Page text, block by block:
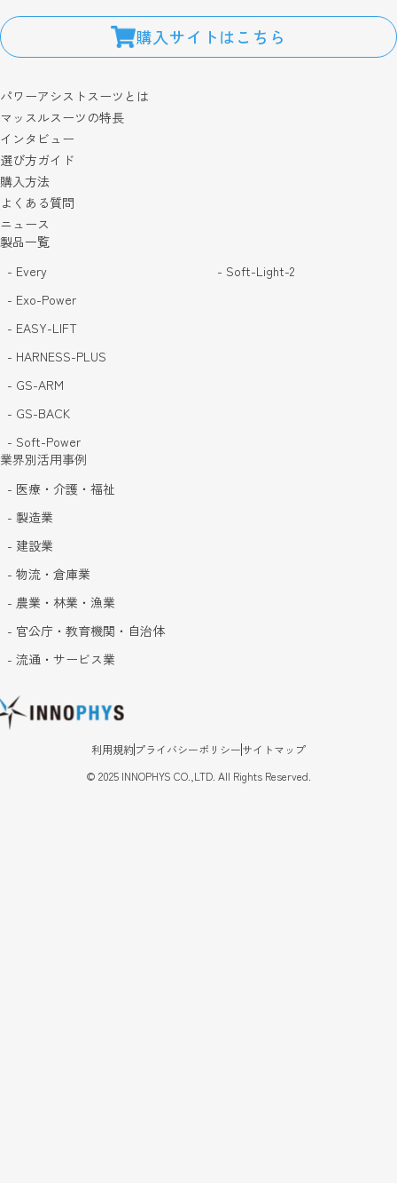
購入サイトはこちら
パワーアシストスーツとは
マッスルスーツの特長
インタビュー
選び方ガイド
購入方法
よくある質問
ニュース
製品一覧
- Every
- Exo-Power
- EASY-LIFT
- HARNESS-PLUS
- GS-ARM
- GS-BACK
- Soft-Power
- Soft-Light-2
業界別活用事例
- 医療・介護・福祉
- 製造業
- 建設業
- 物流・倉庫業
- 農業・林業・漁業
- 官公庁・教育機関・自治体
- 流通・サービス業
利用規約 プライバシーポリシーサイトマップ
© 2025 INNOPHYS CO.,LTD. All Rights Reserved.